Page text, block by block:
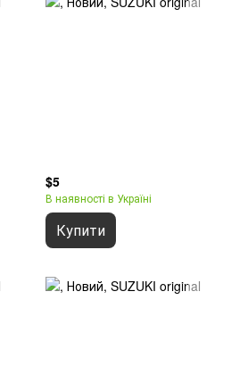
$5
В наявності в Україні
Купити